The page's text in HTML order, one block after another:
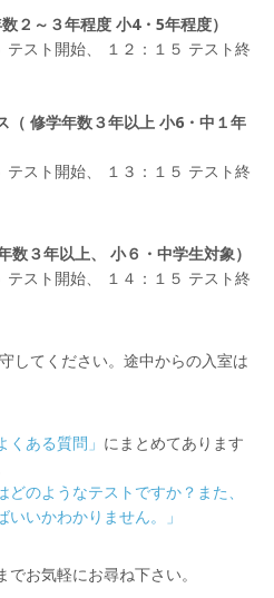
２～３年程度 小4・5年程度）
テスト開始、 １２：１５ テスト終
修学年数３年以上 小6・中１年
テスト開始、 １３：１５ テスト終
３年以上、 小６・中学生対象）
テスト開始、 １４：１５ テスト終
してください。途中からの入室は
くある質問」 にまとめてあります
どのようなテストですか？また、
いかわかりません。」
お気軽にお尋ね下さい。